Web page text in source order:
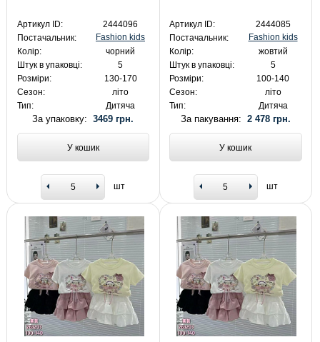
Артикул ID:
2444096
Постачальник:
Fashion kids
Колір:
чорний
Штук в упаковці:
5
Розміри:
130-170
Сезон:
літо
Тип:
Дитяча
За упаковку:3469 грн.
У кошик
шт
Артикул ID:
2444085
Постачальник:
Fashion kids
Колір:
жовтий
Штук в упаковці:
5
Розміри:
100-140
Сезон:
літо
Тип:
Дитяча
За пакування: 2 478 грн.
У кошик
шт